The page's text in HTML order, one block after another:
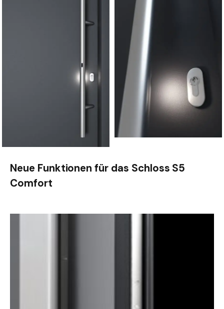
Neue Funktionen für das Schloss S5
Comfort